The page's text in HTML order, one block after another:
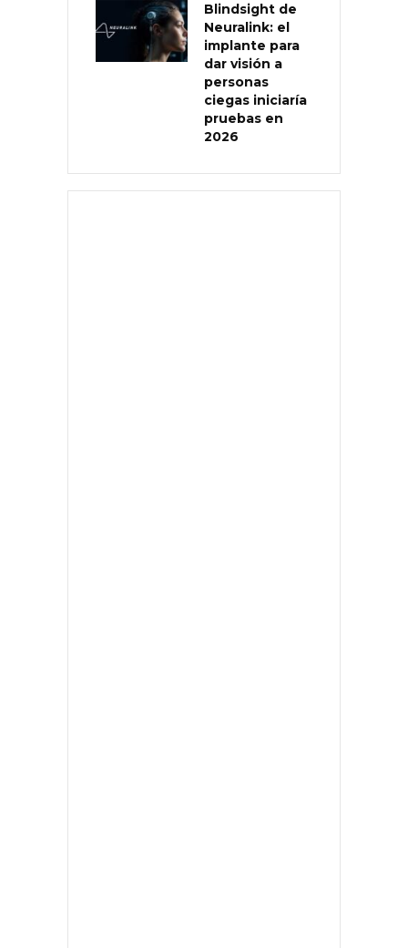
Blindsight de
Neuralink: el
implante para
dar visión a
personas
ciegas iniciaría
pruebas en
2026